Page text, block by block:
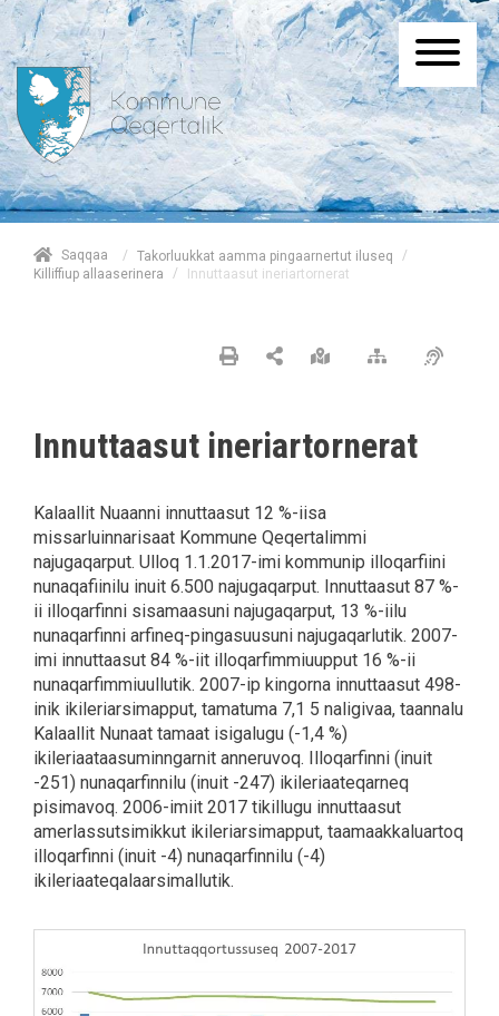
Saqqaa / Takorluukkat aamma pingaarnertut iluseq
/
Killiffiup allaaserinera
/ Innuttaasut ineriartornerat
Innuttaasut ineriartornerat
Kalaallit Nuaanni innuttaasut 12 %-iisa
missarluinnarisaat Kommune Qeqertalimmi
najugaqarput. Ulloq 1.1.2017-imi kommunip illoqarfiini
nunaqafiinilu inuit 6.500 najugaqarput. Innuttaasut 87 %-
ii illoqarfinni sisamaasuni najugaqarput, 13 %-iilu
nunaqarfinni arfineq-pingasuusuni najugaqarlutik. 2007-
imi innuttaasut 84 %-iit illoqarfimmiuupput 16 %-ii
nunaqarfimmiuullutik. 2007-ip kingorna innuttaasut 498-
inik ikileriarsimapput, tamatuma 7,1 5 naligivaa, taannalu
Kalaallit Nunaat tamaat isigalugu (-1,4 %)
ikileriaataasuminngarnit anneruvoq. Illoqarfinni (inuit
-251) nunaqarfinnilu (inuit -247) ikileriaateqarneq
pisimavoq. 2006-imiit 2017 tikillugu innuttaasut
amerlassutsimikkut ikileriarsimapput, taamaakkaluartoq
illoqarfinni (inuit -4) nunaqarfinnilu (-4)
ikileriaateqalaarsimallutik.